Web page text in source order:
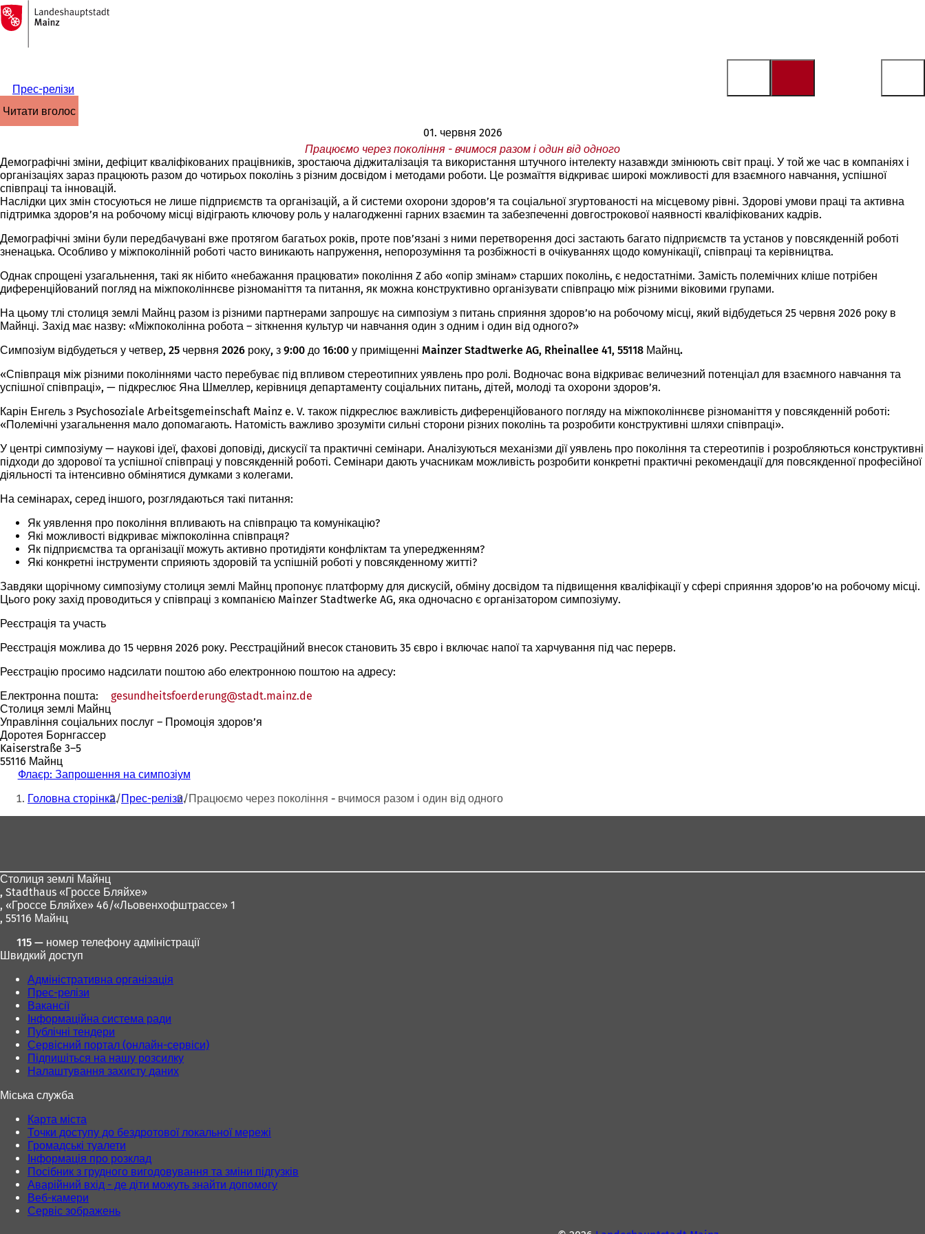
Перейти до змісту
На
головну
сторінку
Прес-релізи
читати вголос
01. червня 2026
Працюємо через покоління - вчимося разом і один від одного
Демографічні зміни, дефіцит кваліфікованих працівників, зростаюча діджиталізація та використання штучного інтелекту назавжди змінюють світ праці. У той же час в компаніях і
організаціях зараз працюють разом до чотирьох поколінь з різним досвідом і методами роботи. Це розмаїття відкриває широкі можливості для взаємного навчання, успішної
співпраці та інновацій.
Наслідки цих змін стосуються не лише підприємств та організацій, а й системи охорони здоров’я та соціальної згуртованості на місцевому рівні. Здорові умови праці та активна
підтримка здоров’я на робочому місці відіграють ключову роль у налагодженні гарних взаємин та забезпеченні довгострокової наявності кваліфікованих кадрів.
Демографічні зміни були передбачувані вже протягом багатьох років, проте пов’язані з ними перетворення досі застають багато підприємств та установ у повсякденній роботі
зненацька. Особливо у міжпоколінній роботі часто виникають напруження, непорозуміння та розбіжності в очікуваннях щодо комунікації, співпраці та керівництва.
Однак спрощені узагальнення, такі як нібито «небажання працювати» покоління Z або «опір змінам» старших поколінь, є недостатніми. Замість полемічних кліше потрібен
диференційований погляд на міжпоколіннєве різноманіття та питання, як можна конструктивно організувати співпрацю між різними віковими групами.
На цьому тлі столиця землі Майнц разом із різними партнерами запрошує на симпозіум з питань сприяння здоров’ю на робочому місці, який відбудеться 25 червня 2026 року в
Майнці. Захід має назву: «Міжпоколінна робота – зіткнення культур чи навчання один з одним і один від одного?»
Симпозіум відбудеться у четвер, 25 червня 2026 року, з 9:00 до 16:00 у приміщенні Mainzer Stadtwerke AG, Rheinallee 41, 55118 Майнц.
«Співпраця між різними поколіннями часто перебуває під впливом стереотипних уявлень про ролі. Водночас вона відкриває величезний потенціал для взаємного навчання та
успішної співпраці», — підкреслює Яна Шмеллер, керівниця департаменту соціальних питань, дітей, молоді та охорони здоров’я.
Карін Енгель з Psychosoziale Arbeitsgemeinschaft Mainz e. V. також підкреслює важливість диференційованого погляду на міжпоколіннєве різноманіття у повсякденній роботі:
«Полемічні узагальнення мало допомагають. Натомість важливо зрозуміти сильні сторони різних поколінь та розробити конструктивні шляхи співпраці».
У центрі симпозіуму — наукові ідеї, фахові доповіді, дискусії та практичні семінари. Аналізуються механізми дії уявлень про покоління та стереотипів і розробляються конструктивні
підходи до здорової та успішної співпраці у повсякденній роботі. Семінари дають учасникам можливість розробити конкретні практичні рекомендації для повсякденної професійної
діяльності та інтенсивно обмінятися думками з колегами.
На семінарах, серед іншого, розглядаються такі питання:
Як уявлення про покоління впливають на співпрацю та комунікацію?
Які можливості відкриває міжпоколінна співпраця?
Як підприємства та організації можуть активно протидіяти конфліктам та упередженням?
Які конкретні інструменти сприяють здоровій та успішній роботі у повсякденному житті?
Завдяки щорічному симпозіуму столиця землі Майнц пропонує платформу для дискусій, обміну досвідом та підвищення кваліфікації у сфері сприяння здоров’ю на робочому місці.
Цього року захід проводиться у співпраці з компанією Mainzer Stadtwerke AG, яка одночасно є організатором симпозіуму.
Реєстрація та участь
Реєстрація можлива до 15 червня 2026 року. Реєстраційний внесок становить 35 євро і включає напої та харчування під час перерв.
Реєстрацію просимо надсилати поштою або електронною поштою на адресу:
Електронна пошта:
gesundheitsfoerderung stadt.mainz de
Столиця землі Майнц
Управління соціальних послуг – Промоція здоров’я
Доротея Борнгассер
Kaiserstraße 3–5
55116 Майнц
Флаєр: Запрошення на симпозіум
Ти
тут:
Головна сторінка Прес-релізи Працюємо через покоління - вчимося разом і один від одного
Столиця землі Майнц
, Stadthaus «Гроссе Бляйхе»
, «Гроссе Бляйхе» 46/«Льовенхофштрассе» 1
, 55116 Майнц
115 — номер телефону адміністрації
Швидкий доступ
Адміністративна організація
Прес-релізи
Вакансії
Інформаційна система ради
Публічні тендери
Сервісний портал (онлайн-сервіси)
Підпишіться на нашу розсилку
Налаштування захисту даних
Міська служба
Карта міста
Точки доступу до бездротової локальної мережі
Громадські туалети
Інформація про розклад
Посібник з грудного вигодовування та зміни підгузків
Аварійний вхід - де діти можуть знайти допомогу
Веб-камери
Сервіс зображень